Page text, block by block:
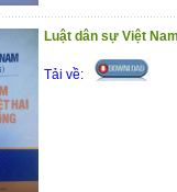
Luật dân sự Việt Nam
Tải về: